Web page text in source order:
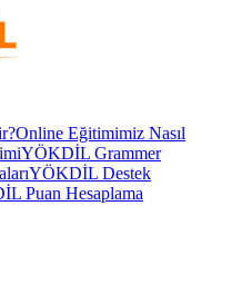
Online Eğitimimiz Nasıl
YÖKDİL Grammer
YÖKDİL Destek
Puan Hesaplama